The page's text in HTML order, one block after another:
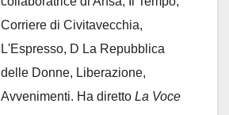
Corriere di Civitavecchia,
L'Espresso, D La Repubblica
delle Donne, Liberazione,
Avvenimenti. Ha diretto La Voce